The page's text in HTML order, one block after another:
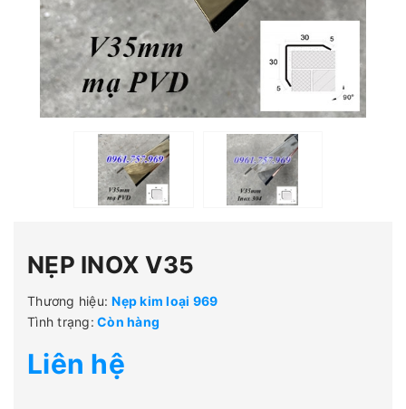
NẸP INOX V35
Thương hiệu: Nẹp kim loại 969
Tình trạng: Còn hàng
Liên hệ